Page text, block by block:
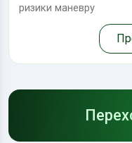
ризики маневру